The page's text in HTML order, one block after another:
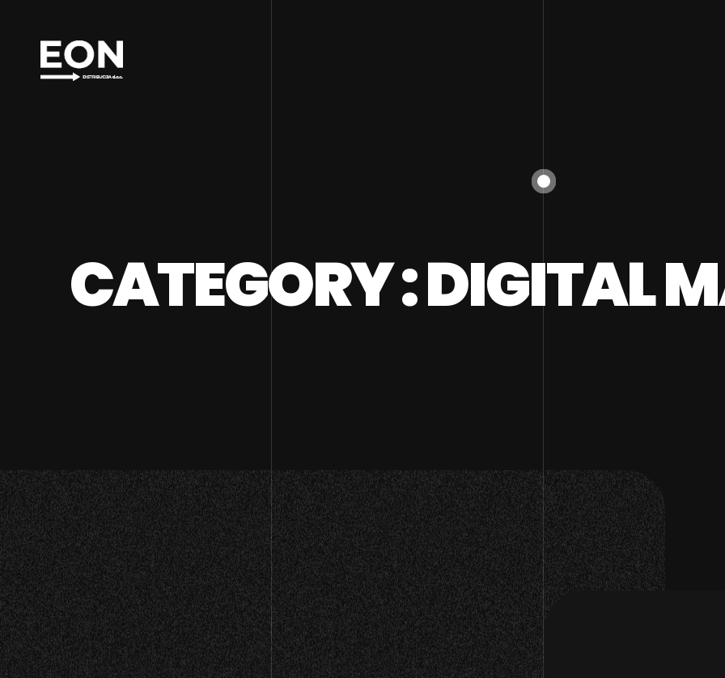
CATEGORY : DIGITAL